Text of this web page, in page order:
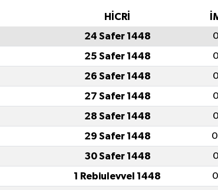
HİCRİ
24 Safer 1448
25 Safer 1448
26 Safer 1448
27 Safer 1448
28 Safer 1448
29 Safer 1448
30 Safer 1448
1 Rebiulevvel 1448